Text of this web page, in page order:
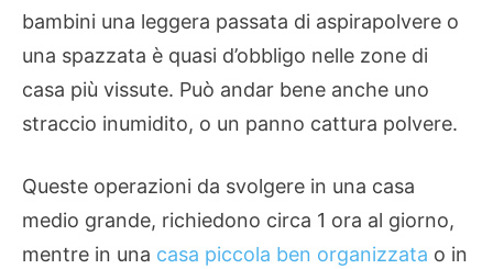
bambini una leggera passata di aspirapolvere o
una spazzata è quasi d’obbligo nelle zone di
casa più vissute. Può andar bene anche uno
straccio inumidito, o un panno cattura polvere.
Queste operazioni da svolgere in una casa
medio grande, richiedono circa 1 ora al giorno,
mentre in una casa piccola ben organizzata o in